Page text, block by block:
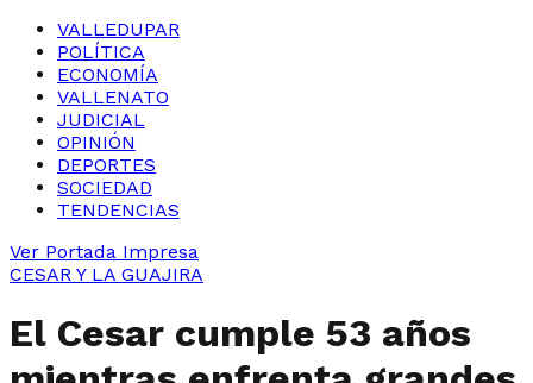
VALLEDUPAR
POLÍTICA
ECONOMÍA
VALLENATO
JUDICIAL
OPINIÓN
DEPORTES
SOCIEDAD
TENDENCIAS
Ver Portada Impresa
CESAR Y LA GUAJIRA
El Cesar cumple 53 años